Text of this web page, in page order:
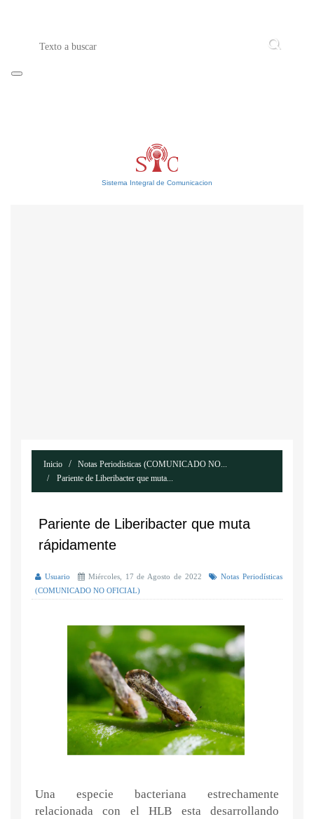
Sistema Integral de Comunicacion
Inicio
Notas Periodísticas (COMUNICADO NO...
Pariente de Liberibacter que muta...
Pariente de Liberibacter que muta
rápidamente
Usuario Miércoles, 17 de Agosto de 2022
Notas Periodísticas
(COMUNICADO NO OFICIAL)
Una especie bacteriana estrechamente
relacionada con el HLB esta desarrollando